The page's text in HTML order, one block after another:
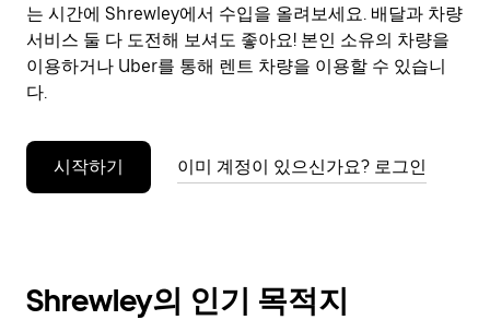
으
려
면
Esc
키
누
세
는 시간에 Shrewley에서 수입을 올려보세요. 배달과 차량
서비스 둘 다 도전해 보셔도 좋아요! 본인 소유의 차량을
이용하거나 Uber를 통해 렌트 차량을 이용할 수 있습니
다.
시작하기 이미 계정이 있으신가요? 로그인
Shrewley의 인기 목적지